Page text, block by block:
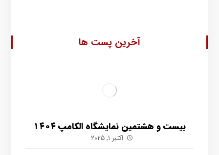
آخرین پست ها
بیست و هشتمین نمایشگاه الکامپ ۱۴۰۴
اکتبر ۱, ۲۰۲۵